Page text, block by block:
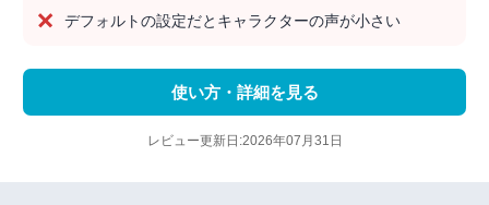
デフォルトの設定だとキャラクターの声が小さい
使い方・詳細を見る
レビュー更新日:2026年07月31日